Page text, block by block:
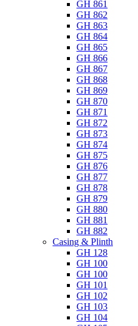
GH 861
GH 862
GH 863
GH 864
GH 865
GH 866
GH 867
GH 868
GH 869
GH 870
GH 871
GH 872
GH 873
GH 874
GH 875
GH 876
GH 877
GH 878
GH 879
GH 880
GH 881
GH 882
Casing & Plinth
GH 128
GH 100
GH 100
GH 101
GH 102
GH 103
GH 104